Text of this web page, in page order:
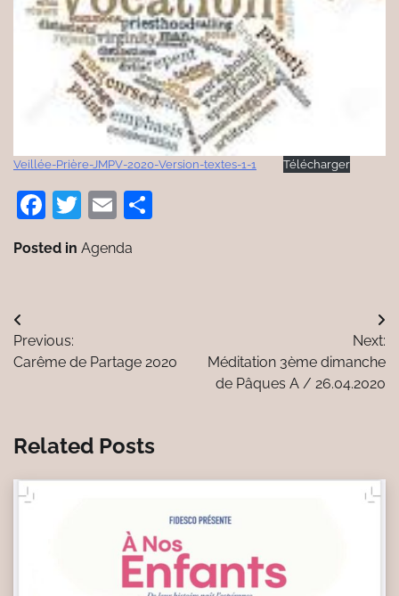
Veillée-Prière-JMPV-2020-Version-textes-1-1 Télécharger
Facebook
Twitter
Email
Posted in Agenda
Navigation
de
Previous:
Carême de Partage 2020
Next:
Méditation 3ème dimanche
de Pâques A / 26.04.2020
Related Posts